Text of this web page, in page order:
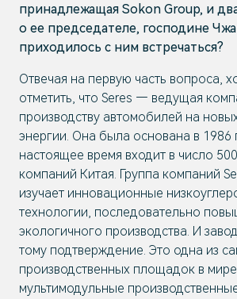
принадлежащая Sokon Group, и
о ее председателе, господине
приходилось с ним встречаться?
Отвечая на первую часть вопроса,
отметить, что Seres — ведущая
производству автомобилей на
энергии. Она была основана в 1986
настоящее время входит в число
компаний Китая. Группа компаний
изучает инновационные
технологии, последовательно
экологичного производства. И
тому подтверждение. Это одна из
производственных площадок в
мультимодульные